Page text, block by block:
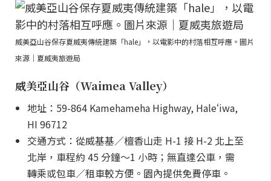
威美亞山谷保存夏威夷傳統建築「hale」，以電影中的村落相互呼應。圖片
來源｜夏威夷旅遊局
威美亞山谷（Waimea Valley）
地址：59-864 Kamehameha Highway, Haleʻiwa,
HI 96712
交通方式：從威基基／檀香山走 H-1 接 H-2 北上至
北岸，車程約 45 分鐘～1 小時；無直達公車，需
轉乘或包車／租車較方便。園內提供免費停車。